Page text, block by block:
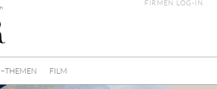
FIRMEN LOG-IN
FILM